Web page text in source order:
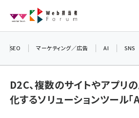
ン
SEO マーケティング／広告 AI SNS
D2C、複数のサイトやアプリ
化するソリューションツール